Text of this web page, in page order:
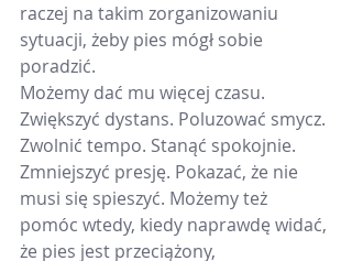
raczej na takim zorganizowaniu
sytuacji, żeby pies mógł sobie
poradzić.
Możemy dać mu więcej czasu.
Zwiększyć dystans. Poluzować smycz.
Zwolnić tempo. Stanąć spokojnie.
Zmniejszyć presję. Pokazać, że nie
musi się spieszyć. Możemy też
pomóc wtedy, kiedy naprawdę widać,
że pies jest przeciążony,